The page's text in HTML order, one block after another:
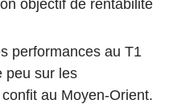
objectif de rentabilité
performances au T1
peu sur les
au Moyen-Orient.